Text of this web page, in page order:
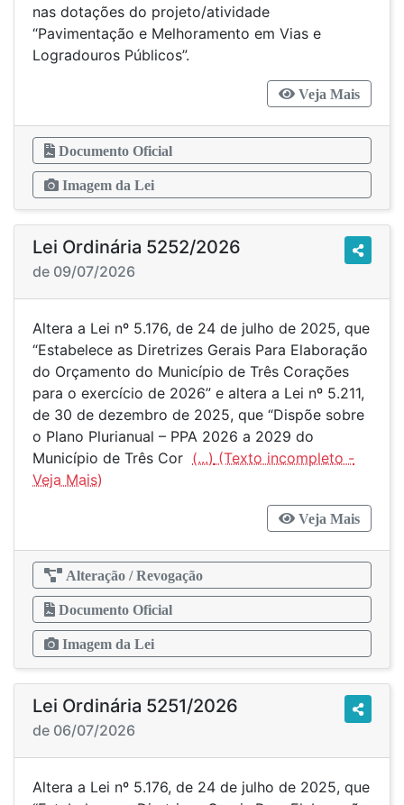
nas dotações do projeto/atividade
“Pavimentação e Melhoramento em Vias e
Logradouros Públicos”.
Veja Mais
Documento Oficial
Imagem da Lei
Lei Ordinária 5252/2026
de 09/07/2026
Altera a Lei nº 5.176, de 24 de julho de 2025, que
“Estabelece as Diretrizes Gerais Para Elaboração
do Orçamento do Município de Três Corações
para o exercício de 2026” e altera a Lei nº 5.211,
de 30 de dezembro de 2025, que “Dispõe sobre
o Plano Plurianual – PPA 2026 a 2029 do
Município de Três Cor (...)
Veja Mais
Alteração / Revogação
Documento Oficial
Imagem da Lei
Lei Ordinária 5251/2026
de 06/07/2026
Altera a Lei nº 5.176, de 24 de julho de 2025, que